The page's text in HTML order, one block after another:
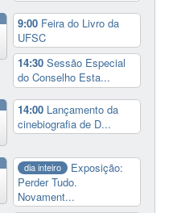
9:00 Feira do Livro da
UFSC
14:30Sessão Especial
do Conselho Esta...
14:00 Lançamento da
cinebiografia de D...
dia inteiro
Exposição:
Perder Tudo.
Novament...